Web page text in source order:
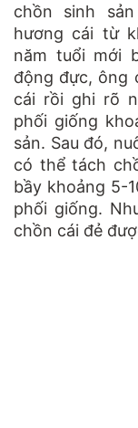
chồn sinh
hương cái từ
năm tuổi mới
động đực, ông
cái rồi ghi rõ
phối giống
sản. Sau đó,
có thể tách
bầy khoảng 5-
phối giống.
chồn cái đẻ